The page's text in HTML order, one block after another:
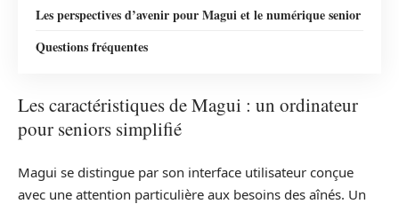
Les perspectives d’avenir pour Magui et le numérique senior
Questions fréquentes
Les caractéristiques de Magui : un ordinateur
pour seniors simplifié
Magui se distingue par son interface utilisateur conçue
avec une attention particulière aux besoins des aînés. Un